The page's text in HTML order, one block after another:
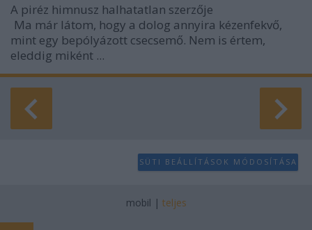
A piréz himnusz halhatatlan szerzője
Ma már látom, hogy a dolog annyira kézenfekvő,
mint egy bepólyázott csecsemő. Nem is értem,
eleddig miként ...
SÜTI BEÁLLÍTÁSOK MÓDOSÍTÁSA
mobil | teljes